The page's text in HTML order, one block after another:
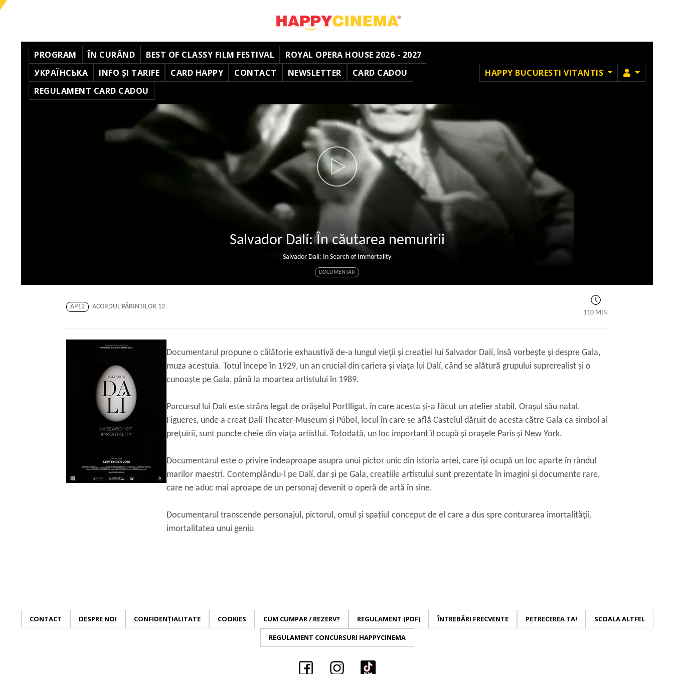
PROGRAM ÎN CURÂND BEST OF CLASSY FILM FESTIVAL
ROYAL OPERA HOUSE 2026 - 2027
УКРАЇНСЬКА
INFO ȘI TARIFE CARD HAPPY CONTACT NEWSLETTER
CARD CADOU
REGULAMENT CARD CADOU
HAPPY BUCURESTI VITANTIS MEMBRU
Salvador Dalí: În căutarea nemuririi
Salvador Dalí: In Search of Immortality
DOCUMENTAR
AP12
ACORDUL PĂRINŢILOR 12
110 MIN
Documentarul propune o călătorie exhaustivă de-a lungul vieții și creației lui Salvador Dalí, însă vorbește și despre Gala,
muza acestuia. Totul începe în 1929, un an crucial din cariera și viața lui Dalí, când se alătură grupului suprerealist și o
cunoaște pe Gala, până la moartea artistului în 1989.
Parcursul lui Dalí este strâns legat de orășelul Portlligat, în care acesta și-a făcut un atelier stabil. Orașul său natal,
Figueres, unde a creat Dalí Theater-Museum și Púbol, locul în care se află Castelul dăruit de acesta către Gala ca simbol al
prețuirii, sunt puncte cheie din viața artistlui. Totodată, un loc important îl ocupă și orașele Paris și New York.
Documentarul este o privire îndeaproape asupra unui pictor unic din istoria artei, care își ocupă un loc aparte în rândul
marilor maeștri. Contemplându-l pe Dalí, dar și pe Gala, creațiile artistului sunt prezentate în imagini și documente rare,
care ne aduc mai aproape de un personaj devenit o operă de artă în sine.
Documentarul transcende personajul, pictorul, omul și spațiul conceput de el care a dus spre conturarea imortalității,
imortalitatea unui geniu
CONTACT DESPRE NOI CONFIDENȚIALITATE COOKIES CUM CUMPAR / REZERV? REGULAMENT (PDF) ÎNTREBĂRI FRECVENTE PETRECEREA TA! SCOALA ALTFEL
REGULAMENT CONCURSURI HAPPYCINEMA